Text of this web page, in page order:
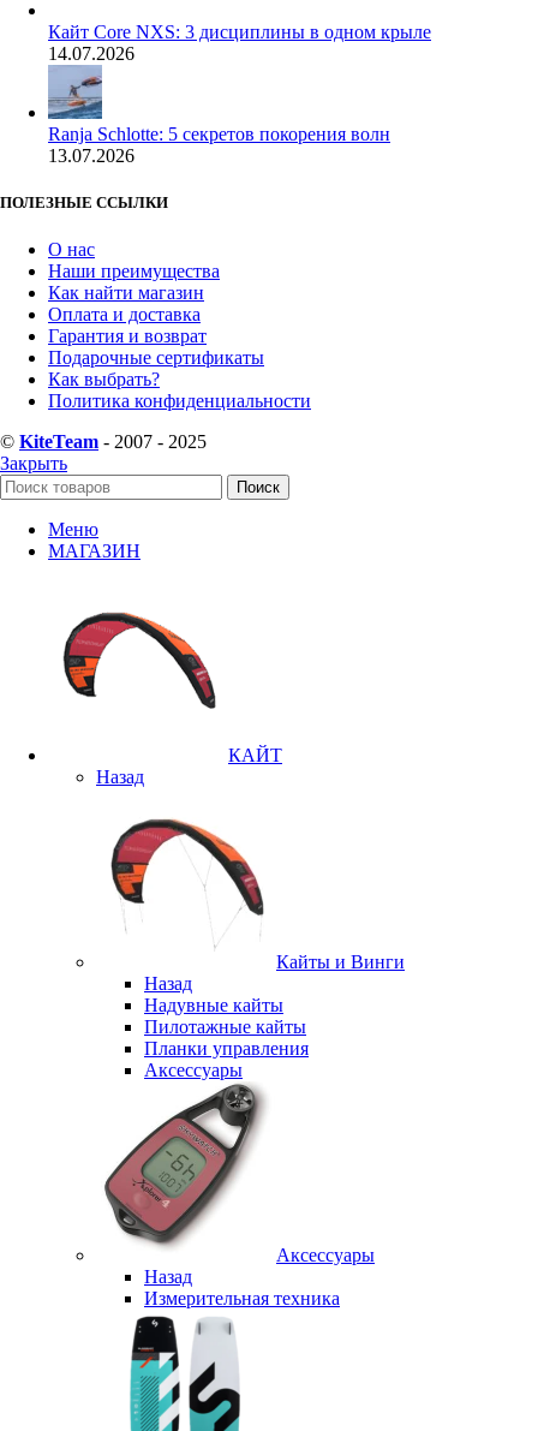
Кайт Core NXS: 3 дисциплины в одном крыле
14.07.2026
Ranja Schlotte: 5 секретов покорения волн
13.07.2026
ПОЛЕЗНЫЕ ССЫЛКИ
О нас
Наши преимущества
Как найти магазин
Оплата и доставка
Гарантия и возврат
Подарочные сертификаты
Как выбрать?
Политика конфиденциальности
© KiteTeam - 2007 - 2025
Закрыть
Поиск
Меню
МАГАЗИН
КАЙТ
Назад
Кайты и Винги
Назад
Надувные кайты
Пилотажные кайты
Планки управления
Аксессуары
Аксессуары
Назад
Измерительная техника